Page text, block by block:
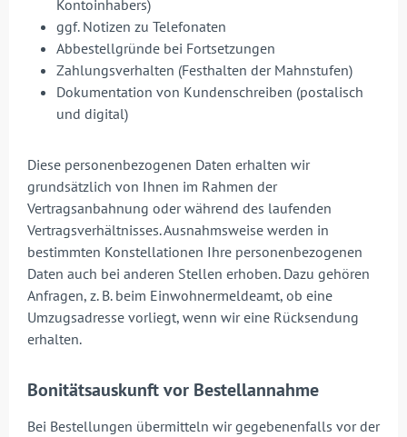
Kontoinhabers)
ggf. Notizen zu Telefonaten
Abbestellgründe bei Fortsetzungen
Zahlungsverhalten (Festhalten der Mahnstufen)
Dokumentation von Kundenschreiben (postalisch
und digital)
Diese personenbezogenen Daten erhalten wir
grundsätzlich von Ihnen im Rahmen der
Vertragsanbahnung oder während des laufenden
Vertragsverhältnisses. Ausnahmsweise werden in
bestimmten Konstellationen Ihre personenbezogenen
Daten auch bei anderen Stellen erhoben. Dazu gehören
Anfragen, z. B. beim Einwohnermeldeamt, ob eine
Umzugsadresse vorliegt, wenn wir eine Rücksendung
erhalten.
Bonitätsauskunft vor Bestellannahme
Bei Bestellungen übermitteln wir gegebenenfalls vor der